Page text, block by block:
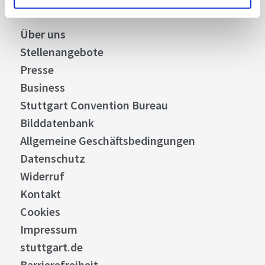
Über uns
Stellenangebote
Presse
Business
Stuttgart Convention Bureau
Bilddatenbank
Allgemeine Geschäftsbedingungen
Datenschutz
Widerruf
Kontakt
Cookies
Impressum
stuttgart.de